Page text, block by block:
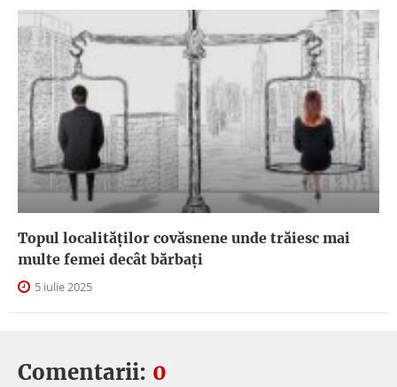
Topul localităților covăsnene unde trăiesc mai
multe femei decât bărbați
5 iulie 2025
Comentarii: 0